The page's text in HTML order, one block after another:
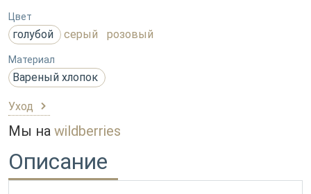
Цвет
голубой серый розовый
Материал
Вареный хлопок
Уход
Мы на wildberries
Описание